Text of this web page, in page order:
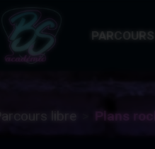
PARCOURS
Parcours libre Plans